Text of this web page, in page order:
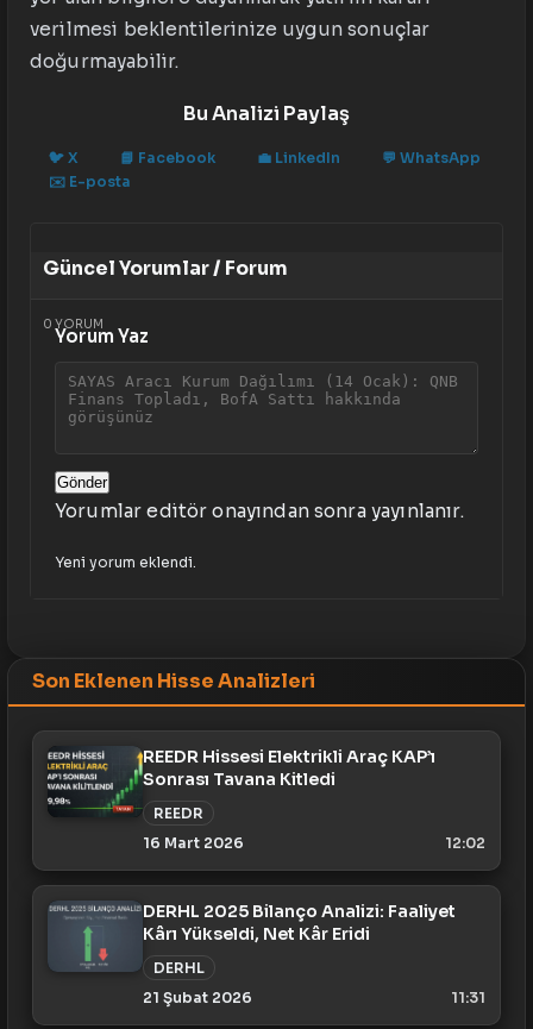
verilmesi beklentilerinize uygun sonuçlar
doğurmayabilir.
Bu Analizi Paylaş
🐦 X 📘 Facebook 💼 LinkedIn 💬 WhatsApp
✉️ E-posta
Güncel Yorumlar / Forum
0 YORUM
Yorum Yaz
Gönder
Yorumlar editör onayından sonra yayınlanır.
Yeni yorum eklendi.
Son Eklenen Hisse Analizleri
REEDR Hissesi Elektrikli Araç KAP’ı
Sonrası Tavana Kitledi
REEDR
16 Mart 2026
12:02
DERHL 2025 Bilanço Analizi: Faaliyet
Kârı Yükseldi, Net Kâr Eridi
DERHL
21 Şubat 2026
11:31